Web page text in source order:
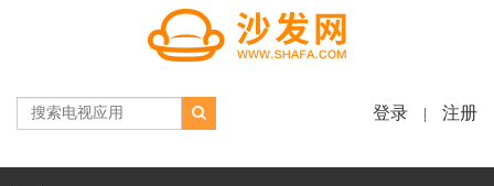
登录 注册